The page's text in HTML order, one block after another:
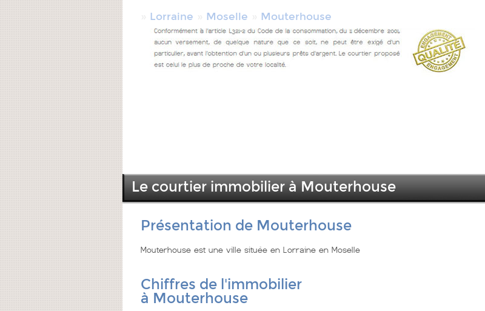
Lorraine Moselle Mouterhouse
Le courtier immobilier à Mouterhouse
Présentation de Mouterhouse
Mouterhouse est une ville située en Lorraine en Moselle
Chiffres de l'immobilier
à Mouterhouse